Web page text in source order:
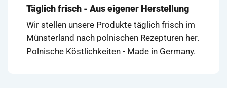
Täglich frisch - Aus eigener Herstellung
Wir stellen unsere Produkte täglich frisch im
Münsterland nach polnischen Rezepturen her.
Polnische Köstlichkeiten - Made in Germany.